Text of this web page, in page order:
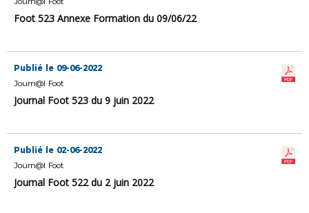
Foot 523 Annexe Formation du 09/06/22
Publié le 09-06-2022
Journ@l Foot
Journal Foot 523 du 9 juin 2022
Publié le 02-06-2022
Journ@l Foot
Journal Foot 522 du 2 juin 2022